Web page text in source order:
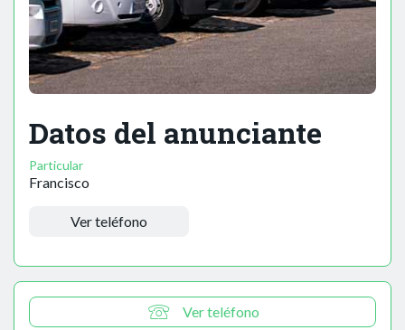
Datos del anunciante
Particular
Francisco
Ver teléfono
Ver teléfono